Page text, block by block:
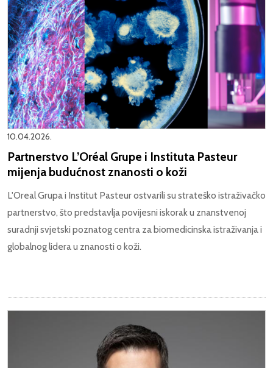
10.04.2026.
Partnerstvo L’Oréal Grupe i Instituta Pasteur
mijenja budućnost znanosti o koži
L'Oreal Grupa i Institut Pasteur ostvarili su strateško istraživačko
partnerstvo, što predstavlja povijesni iskorak u znanstvenoj
suradnji svjetski poznatog centra za biomedicinska istraživanja i
globalnog lidera u znanosti o koži.